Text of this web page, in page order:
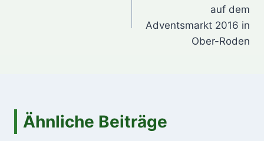
auf dem
Adventsmarkt 2016 in
Ober-Roden
Ähnliche Beiträge